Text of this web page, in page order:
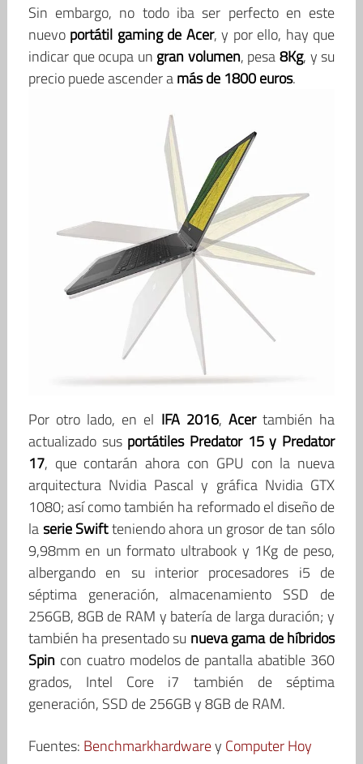
Sin embargo, no todo iba ser perfecto en este
nuevo portátil gaming de Acer, y por ello, hay que
indicar que ocupa un gran volumen, pesa8Kg, y su
precio puede ascender amás de 1800 euros.
Por otro lado, en el IFA 2016, Acertambién ha
actualizado sus portátiles Predator 15 y Predator
17, que contarán ahora con GPU con la nueva
arquitectura Nvidia Pascal y gráfica Nvidia GTX
1080; así como también ha reformado el diseño de
laserie Swiftteniendo ahora un grosor de tan sólo
9,98mm en un formato ultrabook y 1Kg de peso,
albergando en su interior procesadores i5 de
séptima generación, almacenamiento SSD de
256GB, 8GB de RAM y batería de larga duración; y
también ha presentado su nueva gama de híbridos
Spincon cuatro modelos de pantalla abatible 360
grados, Intel Core i7 también de séptima
generación, SSD de 256GB y 8GB de RAM.
Fuentes: Benchmarkhardwarey Computer Hoy